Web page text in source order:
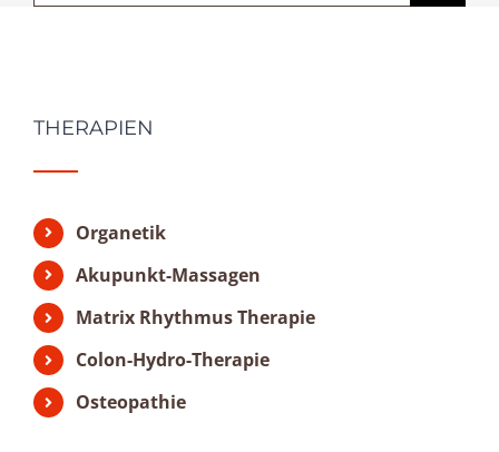
THERAPIEN
Organetik
Akupunkt-Massagen
Matrix Rhythmus Therapie
Colon-Hydro-Therapie
Osteopathie